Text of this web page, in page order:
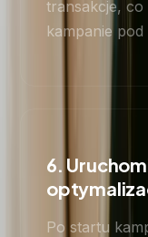
transakcje,
kampanie
6.
Po startu